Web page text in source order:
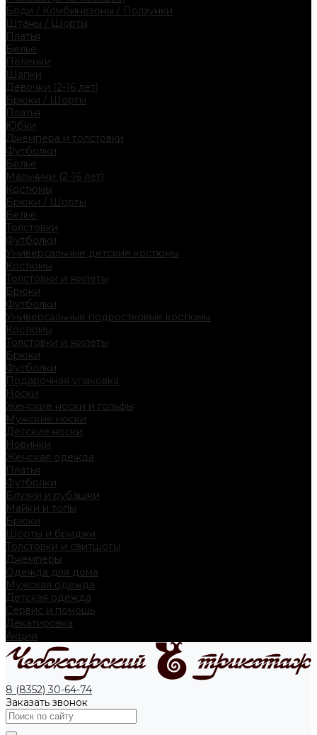
Боди / Комбинезоны / Ползунки
Штаны / Шорты
Платья
Белье
Пеленки
Шапки
Девочки (2-16 лет)
Брюки / Шорты
Платья
Юбки
Джемпера и толстовки
Футболки
Белье
Мальчики (2-16 лет)
Костюмы
Брюки / Шорты
Белье
Толстовки
Футболки
Универсальные детские костюмы
Костюмы
Толстовки и жилеты
Брюки
Футболки
Универсальные подростковые костюмы
Костюмы
Толстовки и жилеты
Брюки
Футболки
Подарочная упаковка
Носки
Женские носки и гольфы
Мужские носки
Детские носки
Новинки
Женская одежда
Платья
Футболки
Блузки и рубашки
Майки и топы
Брюки
Шорты и бриджи
Толстовки и свитшоты
Джемперы
Одежда для дома
Мужская одежда
Детская одежда
Сервис и помощь
Декатировка
Акции
8 (8352) 30-64-74
Заказать звонок